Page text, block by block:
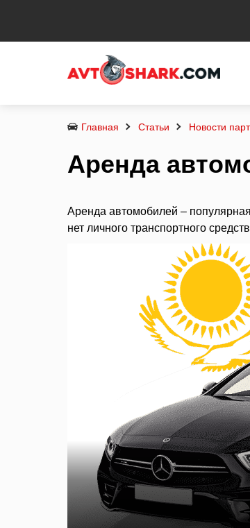
Главная Статьи Новости
Аренда
Аренда автомобилей –
нет личного транспортного